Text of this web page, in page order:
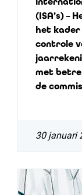
(ISA’s) –
het kader
controle
met
de
30 januari